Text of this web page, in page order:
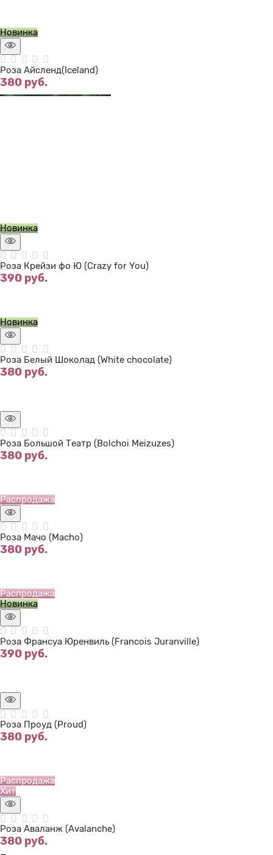
Новинка
Роза Айсленд(Iceland)
380 руб.
Новинка
Роза Крейзи фо Ю (Crazy for You)
390 руб.
Новинка
Роза Белый Шоколад (White chocolate)
380 руб.
Роза Большой Театр (Bolchoi Meizuzes)
380 руб.
Распродажа
Роза Мачо (Macho)
380 руб.
Распродажа
Новинка
Роза Франсуа Юренвиль (Francois Juranville)
390 руб.
Роза Проуд (Proud)
380 руб.
Распродажа
Хит
Роза Аваланж (Avalanche)
380 руб.